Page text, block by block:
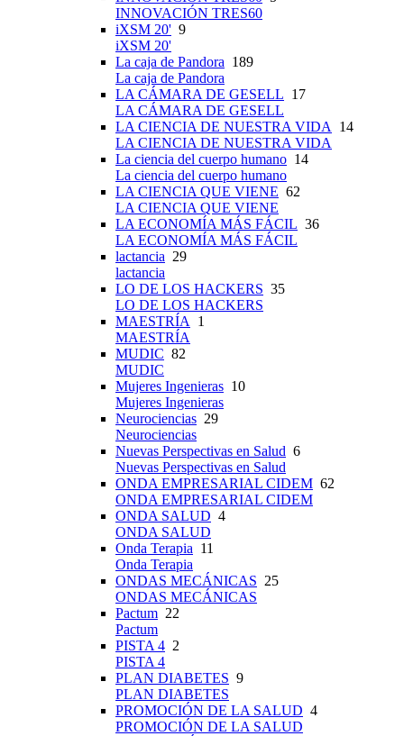
INNOVACIÓN TRES60
iXSM 20' 9
iXSM 20'
La caja de Pandora 189
La caja de Pandora
LA CÁMARA DE GESELL 17
LA CÁMARA DE GESELL
LA CIENCIA DE NUESTRA VIDA 14
LA CIENCIA DE NUESTRA VIDA
La ciencia del cuerpo humano 14
La ciencia del cuerpo humano
LA CIENCIA QUE VIENE 62
LA CIENCIA QUE VIENE
LA ECONOMÍA MÁS FÁCIL 36
LA ECONOMÍA MÁS FÁCIL
lactancia 29
lactancia
LO DE LOS HACKERS 35
LO DE LOS HACKERS
MAESTRÍA 1
MAESTRÍA
MUDIC 82
MUDIC
Mujeres Ingenieras 10
Mujeres Ingenieras
Neurociencias 29
Neurociencias
Nuevas Perspectivas en Salud 6
Nuevas Perspectivas en Salud
ONDA EMPRESARIAL CIDEM 62
ONDA EMPRESARIAL CIDEM
ONDA SALUD 4
ONDA SALUD
Onda Terapia 11
Onda Terapia
ONDAS MECÁNICAS 25
ONDAS MECÁNICAS
Pactum 22
Pactum
PISTA 4 2
PISTA 4
PLAN DIABETES 9
PLAN DIABETES
PROMOCIÓN DE LA SALUD 4
PROMOCIÓN DE LA SALUD